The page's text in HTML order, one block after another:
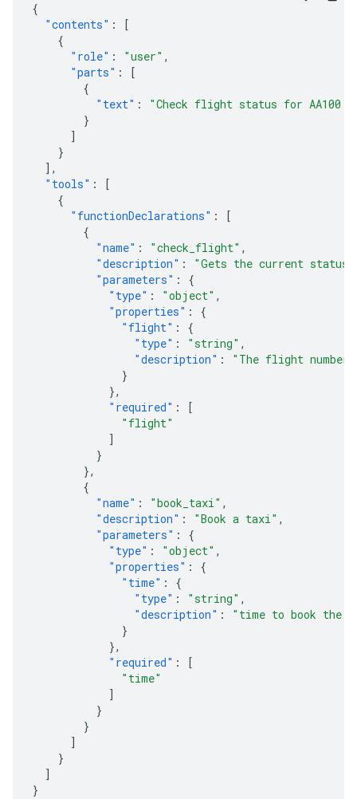
{
"contents" :
[
{
"role" : "user" ,
"parts" :
[
{
"text" :
"Check flight status for AA100
}
]
}
],
"tools" :
[
{
"functionDeclarations" :
[
{
"name" : "check_flight" ,
"description" :
"Gets the current
"parameters" :
{
"type" : "object" ,
"properties" :
{
"flight" :
{
"type" : "string" ,
"description" :
"The flight number
}
},
"required" :
[
"flight"
]
}
},
{
"name" : "book_taxi" ,
"description" : "Book a taxi" ,
"parameters" :
{
"type" : "object" ,
"properties" :
{
"time" :
{
"type" : "string" ,
"description" :
"time to book the
}
},
"required" :
[
"time"
]
}
}
]
}
]
}